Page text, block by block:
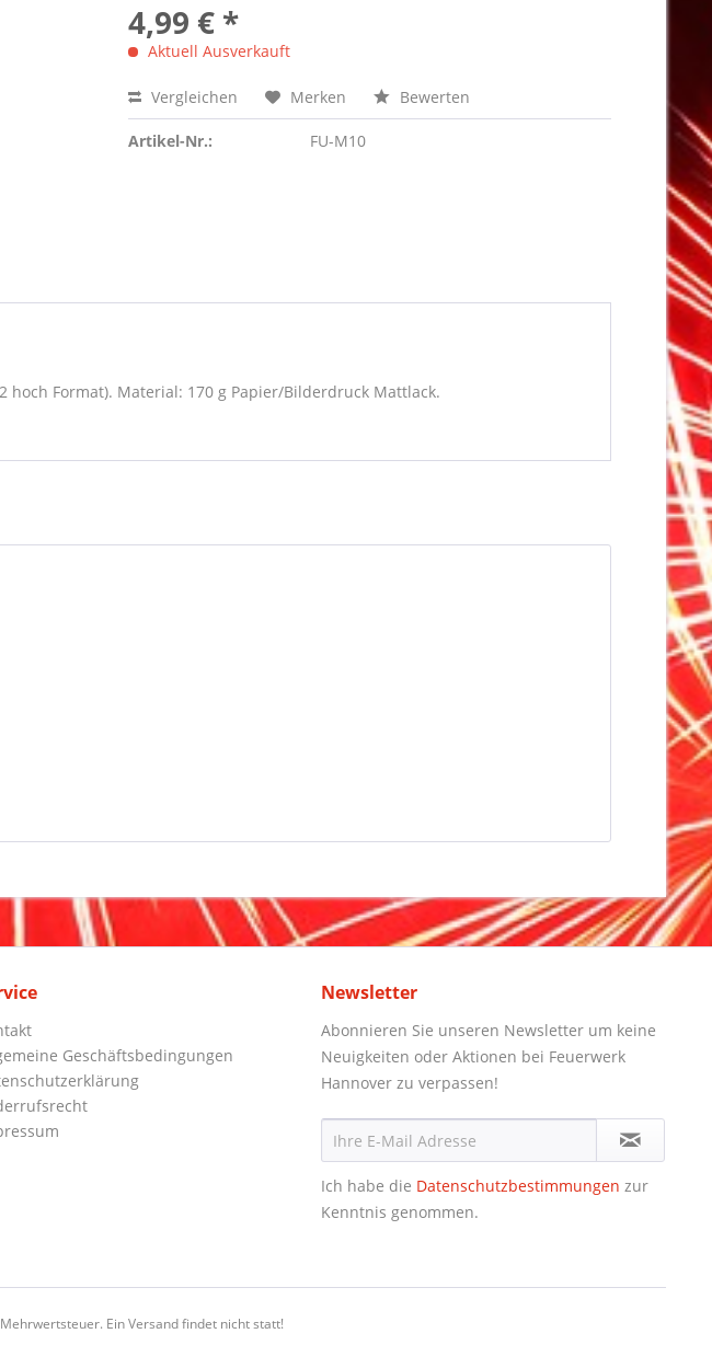
4,99 € *
Aktuell Ausverkauft
Vergleichen Merken Bewerten
Artikel-Nr.: FU-M10
hoch Format). Material: 170 g Papier/Bilderdruck Mattlack.
Geschäftsbedingungen
Newsletter
Abonnieren Sie unseren Newsletter um keine
Neuigkeiten oder Aktionen bei Feuerwerk
Hannover zu verpassen!
Ich habe die Datenschutzbestimmungen zur
Kenntnis genommen.
Ein Versand findet nicht statt!